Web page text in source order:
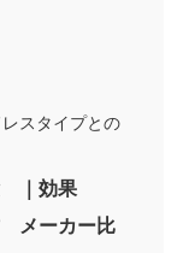
スタイプとの
｜効果
メーカー比